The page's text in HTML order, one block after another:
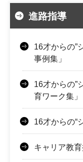
進路指導
16才からの”
事例集」
16才からの”
育ワーク集」
16才からの“
キャリア教